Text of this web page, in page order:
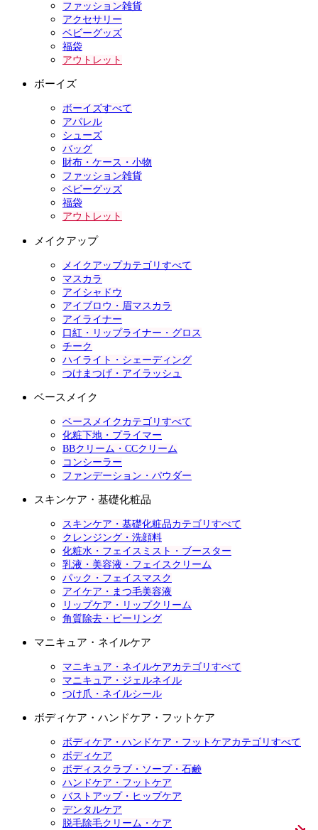
ファッション雑貨
アクセサリー
ベビーグッズ
福袋
アウトレット
ボーイズ
ボーイズすべて
アパレル
シューズ
バッグ
財布・ケース・小物
ファッション雑貨
ベビーグッズ
福袋
アウトレット
メイクアップ
メイクアップカテゴリすべて
マスカラ
アイシャドウ
アイブロウ・眉マスカラ
アイライナー
口紅・リップライナー・グロス
チーク
ハイライト・シェーディング
つけまつげ・アイラッシュ
ベースメイク
ベースメイクカテゴリすべて
化粧下地・プライマー
BBクリーム・CCクリーム
コンシーラー
ファンデーション・パウダー
スキンケア・基礎化粧品
スキンケア・基礎化粧品カテゴリすべて
クレンジング・洗顔料
化粧水・フェイスミスト・ブースター
乳液・美容液・フェイスクリーム
パック・フェイスマスク
アイケア・まつ毛美容液
リップケア・リップクリーム
角質除去・ピーリング
マニキュア・ネイルケア
マニキュア・ネイルケアカテゴリすべて
マニキュア・ジェルネイル
つけ爪・ネイルシール
ボディケア・ハンドケア・フットケア
ボディケア・ハンドケア・フットケアカテゴリすべて
ボディケア
ボディスクラブ・ソープ・石鹸
ハンドケア・フットケア
バストアップ・ヒップケア
デンタルケア
脱毛除毛クリーム・ケア